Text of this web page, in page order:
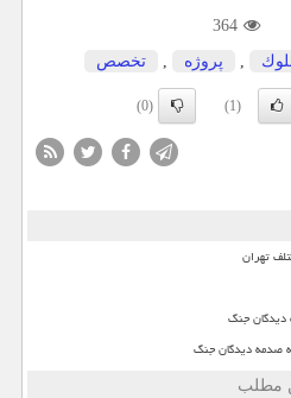
364
پروژه تخصص
(1)
(0)
تهران
دیدگان جنگ
صدمه دیدگان جنگ
مطلب